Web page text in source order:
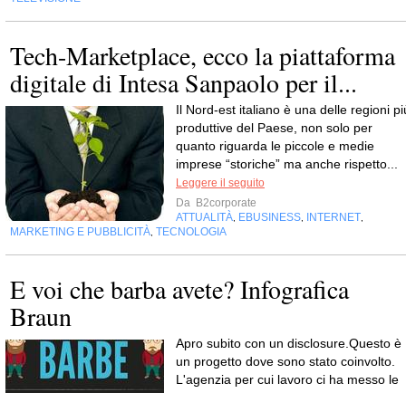
Tech-Marketplace, ecco la piattaforma
digitale di Intesa Sanpaolo per il...
Il Nord-est italiano è una delle regioni
produttive del Paese, non solo per
quanto riguarda le piccole e medie
imprese “storiche” ma anche rispetto...
Leggere il seguito
Da B2corporate
ATTUALITÀ EBUSINESS INTERNET
MARKETING E PUBBLICITÀ TECNOLOGIA
E voi che barba avete? Infografica
Braun
Apro subito con un disclosure.Questo è
un progetto dove sono stato coinvolto.
L'agenzia per cui lavoro ci ha messo le